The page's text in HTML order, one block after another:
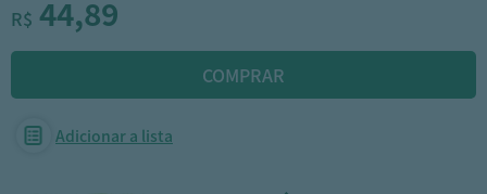
R$ 44,89
Adicionar a lista